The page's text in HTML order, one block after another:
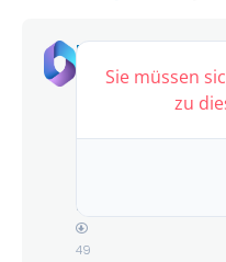
MS
Office
v5.0
MB
49
Sie müssen
zu